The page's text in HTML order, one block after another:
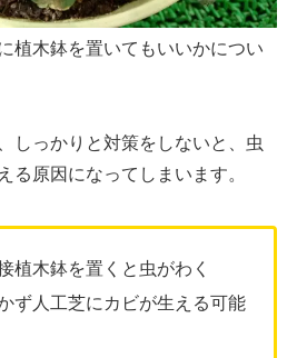
植木鉢を置いてもいいかについ
しっかりと対策をしないと、虫
る原因になってしまいます。
植木鉢を置くと虫がわく
ず人工芝にカビが生える可能